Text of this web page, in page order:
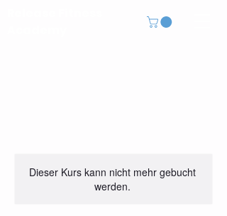
Dieser Kurs kann nicht mehr gebucht
werden.